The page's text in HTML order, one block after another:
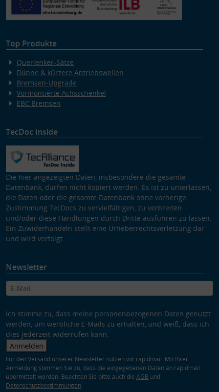
Top Produkte
Querlenker-Sätze
Dünne & kürzere Antriebswellen
Bremsen-Upgrade
Vormontierte Achsschenkel
EBC Bremsen
TecDoc Inside
Die hier angezeigten Daten, insbesondere die gesamte
Datenbank, dürfen nicht kopiert werden. Es ist zu unterlassen,
die Daten oder die gesamte Datenbank ohne vorherige
Zustimmung TecDocs zu vervielfältigen, zu verbreiten
und/oder diese Handlungen durch Dritte ausführen zu lassen.
Ein Zuwiderhandeln stellt eine Urheberrechtsverletzung dar
und wird verfolgt.
Newsletter
Ich stimme zu, dass meine personenbezogenen Daten genutzt
werden, um werbliche E-Mails zu erhalten, und weiß, dass ich
dies jederzeit widerrufen kann.
Anmelden
Für den Versand unserer Newsletter nutzen wir rapidmail. Mit Ihrer
Anmeldung stimmen Sie zu, dass die eingegebenen Daten an rapidmail
übermittelt werden. Beachten Sie bitte auch die AGB und
Datenschutzbestimmungen.